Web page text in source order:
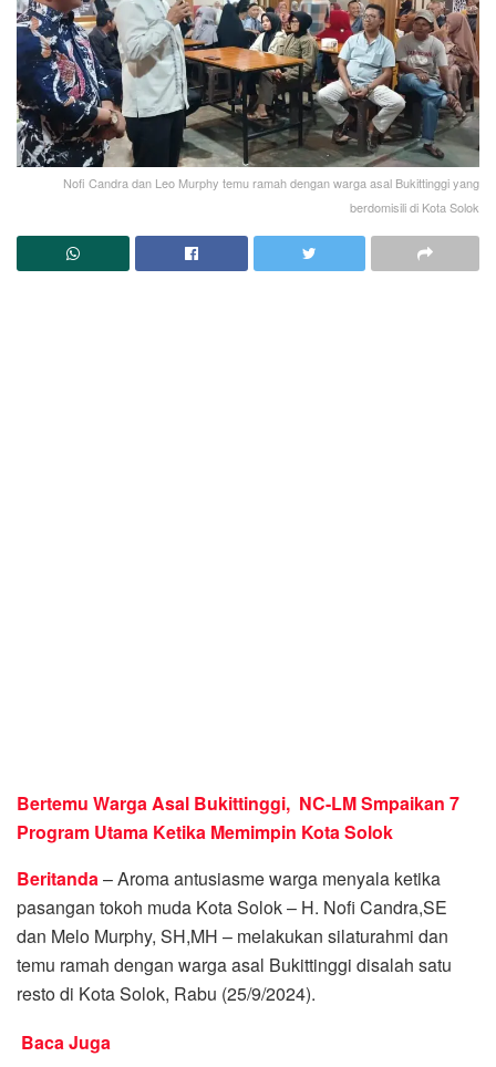
Nofi Candra dan Leo Murphy temu ramah dengan warga asal Bukittinggi yang
berdomisili di Kota Solok
Bertemu Warga Asal Bukittinggi, NC-LM Smpaikan 7
Program Utama Ketika Memimpin Kota Solok
Beritanda– Aroma antusiasme warga menyala ketika
pasangan tokoh muda Kota Solok – H. Nofi Candra,SE
dan Melo Murphy, SH,MH – melakukan silaturahmi dan
temu ramah dengan warga asal Bukittinggi disalah satu
resto di Kota Solok, Rabu (25/9/2024).
Baca Juga